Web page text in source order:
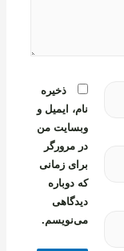
ذخیره
نام، ایمیل و
وبسایت من
در مرورگر
برای زمانی
که دوباره
دیدگاهی
می‌نویسم.